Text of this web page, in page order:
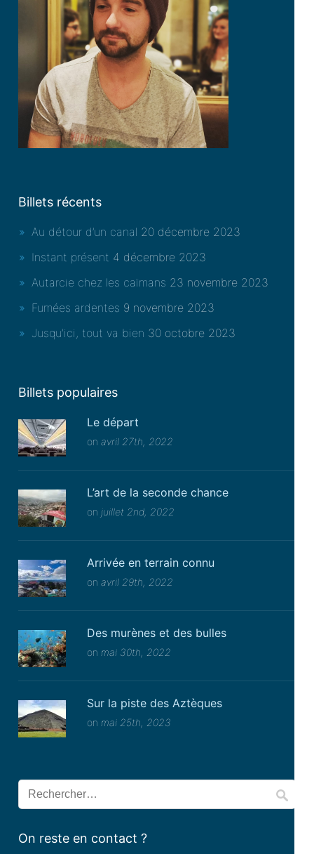
Billets récents
Au détour d’un canal 20 décembre 2023
Instant présent 4 décembre 2023
Autarcie chez les caïmans 23 novembre 2023
Fumées ardentes 9 novembre 2023
Jusqu’ici, tout va bien 30 octobre 2023
Billets populaires
Le départ
onavril 27th, 2022
L’art de la seconde chance
on juillet 2nd, 2022
Arrivée en terrain connu
onavril 29th, 2022
Des murènes et des bulles
on mai 30th, 2022
Sur la piste des Aztèques
on mai 25th, 2023
Rechercher :
On reste en contact ?